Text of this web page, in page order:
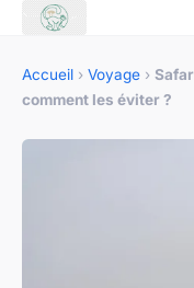
Accueil › Voyage ›
comment les éviter ?